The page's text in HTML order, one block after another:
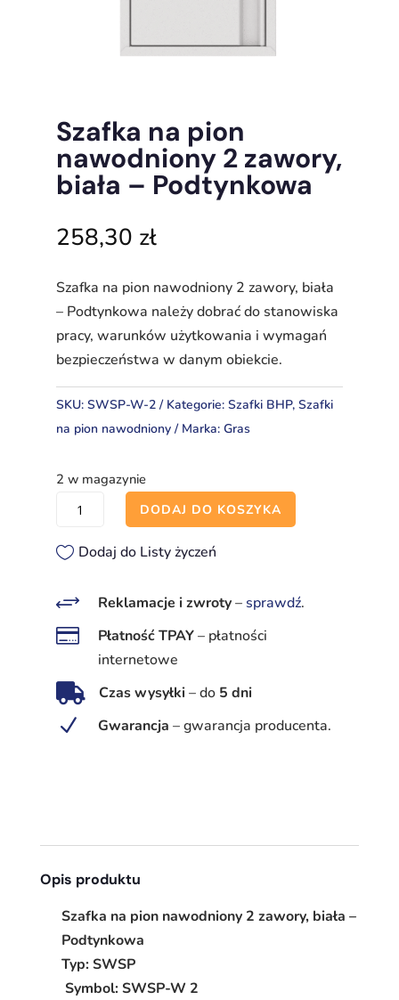
Szafka na pion
nawodniony 2 zawory,
biała – Podtynkowa
258,30 zł
Szafka na pion nawodniony 2 zawory, biała
– Podtynkowa należy dobrać do stanowiska
pracy, warunków użytkowania i wymagań
bezpieczeństwa w danym obiekcie.
SKU: SWSP-W-2 Kategorie: Szafki BHP, Szafki
na pion nawodniony
Marka: Gras
2 w magazynie
ilość
na
nawodniony
2
zawory,
-
Podtynkowa
DODAJ DO KOSZYKA
Dodaj do Listy życzeń
+ Reklamacje i zwroty–sprawdź.
 Płatność TPAY– płatności
internetowe
 Czas wysyłki–do 5 dni
N Gwarancja –gwarancja producenta.
Opis produktu
Szafka na pion nawodniony 2 zawory, biała –
Podtynkowa
Typ: SWSP
Symbol: SWSP-W 2